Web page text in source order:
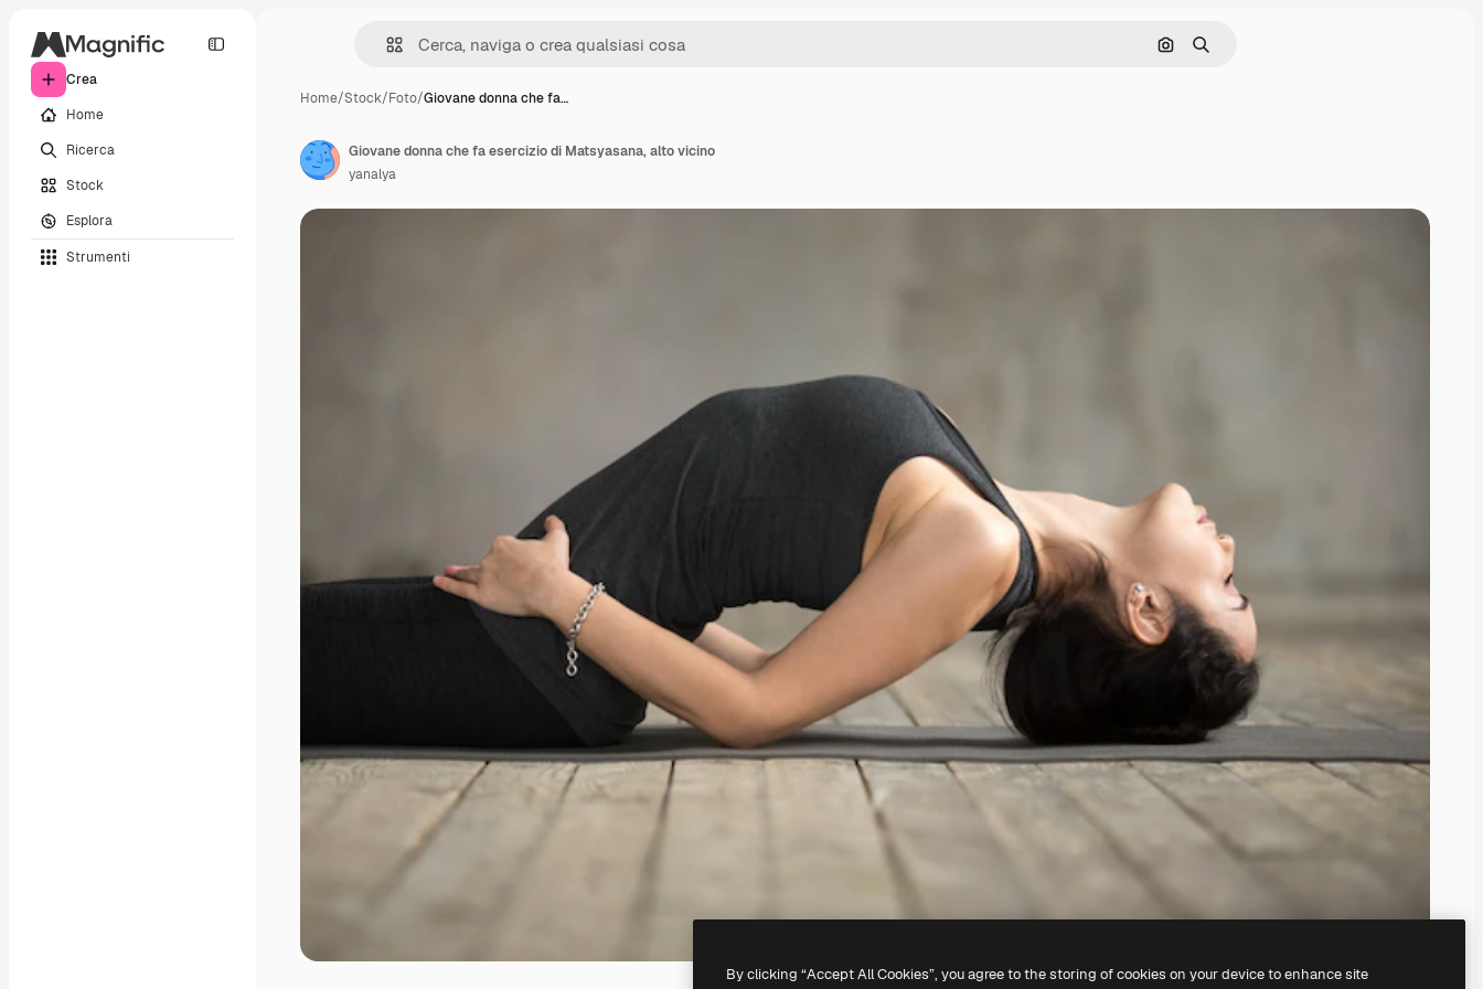
Crea
Home
Ricerca
Stock
Esplora
Strumenti
Cerca per immagine
Ricerca
Home/Stock/Foto/Giovane donna che fa…
Giovane donna che fa esercizio di Matsyasana, alto vicino
yanalya
By clicking “Accept All Cookies”, you agree to the storing of cookies on your device to enhance site